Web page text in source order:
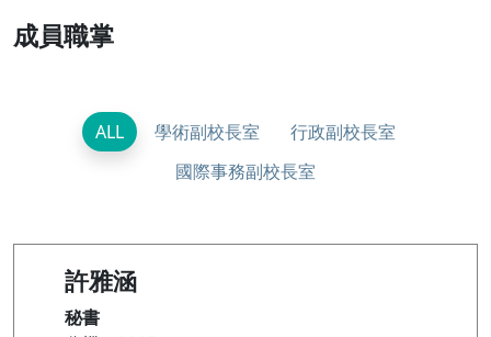
成員職掌
ALL 學術副校長室
行政副校長室
國際事務副校長室
許雅涵
秘書